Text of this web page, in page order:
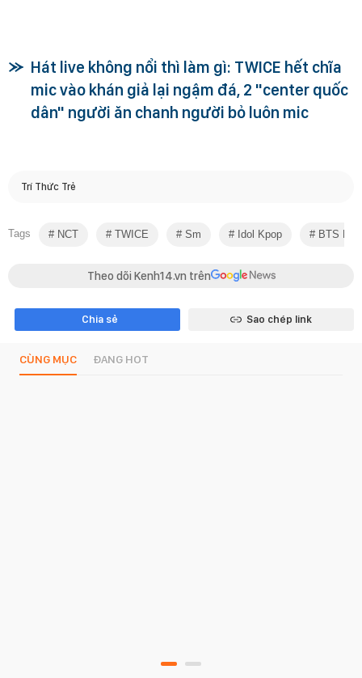
Hát live không nổi thì làm gì: TWICE hết chĩa
mic vào khán giả lại ngậm đá, 2 "center quốc
dân" người ăn chanh người bỏ luôn mic
Trí Thức Trẻ
Tags NCT TWICE Sm Idol Kpop BTS Hát
Theo dõi Kenh14.vn trên
Chia sẻ Sao chép link
CÙNG MỤC ĐANG HOT